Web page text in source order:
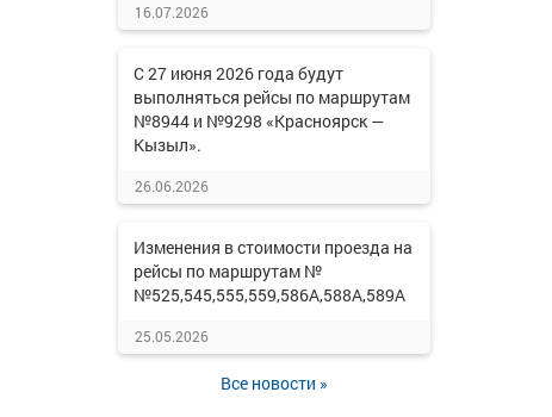
16.07.2026
С 27 июня 2026 года будут
выполняться рейсы по маршрутам
№8944 и №9298 «Красноярск —
Кызыл».
26.06.2026
Изменения в стоимости проезда на
рейсы по маршрутам №
№525,545,555,559,586А,588А,589А
25.05.2026
Все новости »